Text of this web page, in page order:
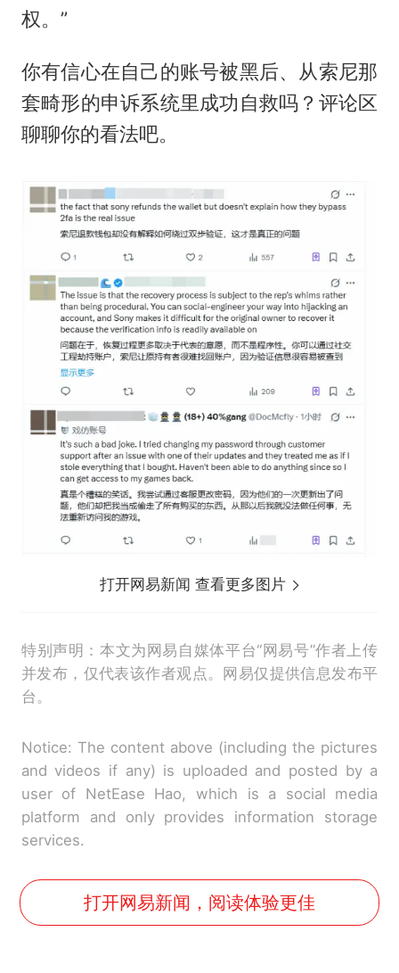
权。”
你有信心在自己的账号被黑后、从索尼那
套畸形的申诉系统里成功自救吗？评论区
聊聊你的看法吧。
打开网易新闻 查看更多图片
特别声明：本文为网易自媒体平台“网易号”作者上传
并发布，仅代表该作者观点。网易仅提供信息发布平
台。
Notice: The content above (including the pictures
and videos if any) is uploaded and posted by a
user of NetEase Hao, which is a social media
platform and only provides information storage
services.
打开网易新闻，阅读体验更佳